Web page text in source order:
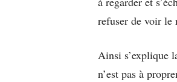
refuser de voir le
Ainsi s’explique
n’est pas à